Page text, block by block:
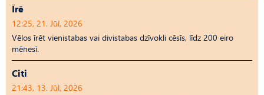
Īrē
12:25, 21. Jūl, 2026
Vēlos īrēt vienistabas vai divistabas dzīvokli cēsīs, līdz 200 eiro
mēnesī.
Citi
21:43, 13. Jūl, 2026